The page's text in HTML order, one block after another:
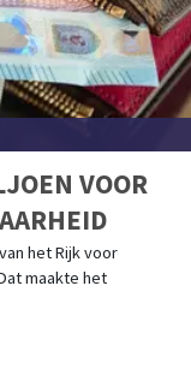
VOOR
het Rijk voor
maakte het